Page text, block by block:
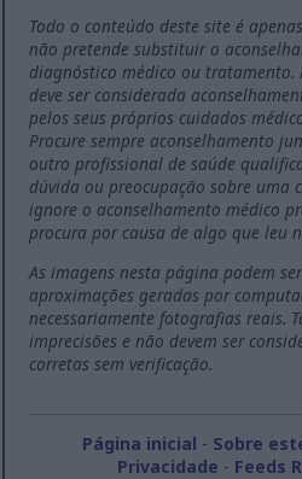
Todo o conteúdo deste site é
não pretende substituir o
diagnóstico médico ou
deve ser considerada
pelos seus próprios cuidados
Procure sempre aconselhamento
outro profissional de saúde
dúvida ou preocupação sobre uma
ignore o aconselhamento médico
procura por causa de algo que leu
As imagens nesta página podem
aproximações geradas por
necessariamente fotografias reais.
imprecisões e não devem ser
corretas sem verificação.
Página inicial - Sobre
Privacidade - Feeds